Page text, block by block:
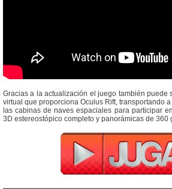
Gracias a la actualización el juego también puede
virtual que proporciona Oculus Rift, transportando
las cabinas de naves espaciales para participar
3D estereostópico completo y panorámicas de 360